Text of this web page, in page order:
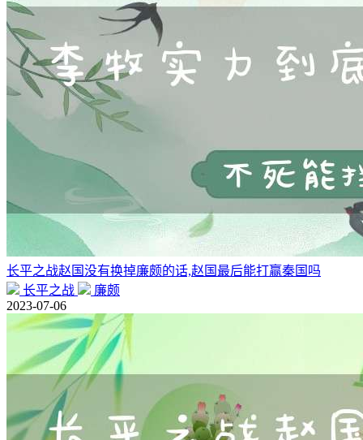
长平之战赵国没有换掉廉颇的话,赵国最后能打赢秦国吗
长平之战
廉颇
2023-07-06